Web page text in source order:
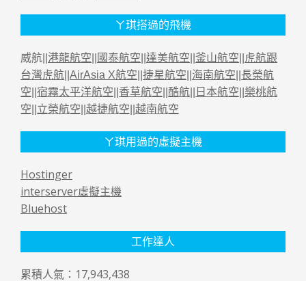
ㄚ琪搭過的飛機
威航|| 港龍航空 國泰航空 達美航空 釜山航空
虎航跟
台灣虎航 AirAsia X航空 捷星航空 海南航空 長榮航
空 宿霧太平洋航空 香草航空 酷航 日本航空 樂桃航
空 立榮航空 越捷航空 越南航空
ㄚ琪用過的虛擬主機
Hostinger
interserver虛擬主機
Bluehost
工作達人
累積人氣：17,943,438